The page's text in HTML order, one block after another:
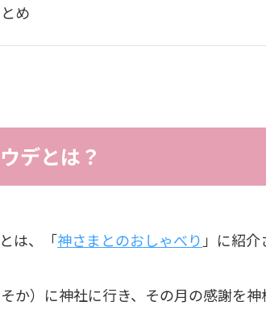
め
デとは？
は、「神さまとのおしゃべり 」に紹
か）に神社に行き、その月の感謝を神